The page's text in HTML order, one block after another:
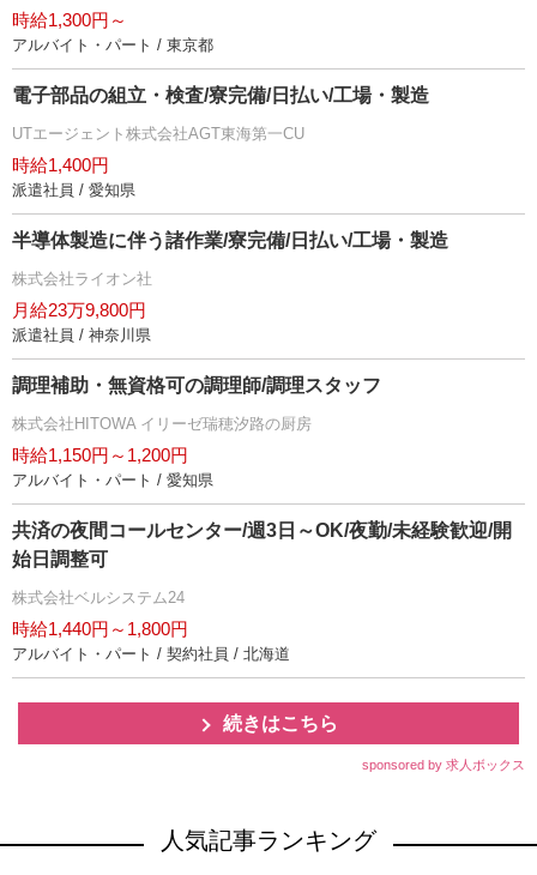
時給1,300円～
アルバイト・パート / 東京都
電子部品の組立・検査/寮完備/日払い/工場・製造
UTエージェント株式会社AGT東海第一CU
時給1,400円
派遣社員 / 愛知県
半導体製造に伴う諸作業/寮完備/日払い/工場・製造
株式会社ライオン社
月給23万9,800円
派遣社員 / 神奈川県
調理補助・無資格可の調理師/調理スタッフ
株式会社HITOWA イリーゼ瑞穂汐路の厨房
時給1,150円～1,200円
アルバイト・パート / 愛知県
共済の夜間コールセンター/週3日～OK/夜勤/未経験歓迎/開
始日調整可
株式会社ベルシステム24
時給1,440円～1,800円
アルバイト・パート / 契約社員 / 北海道
続きはこちら
sponsored by 求人ボックス
人気記事ランキング